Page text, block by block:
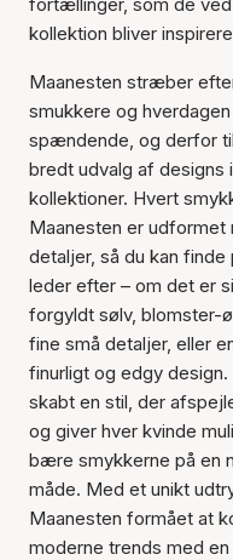
kollektion bliver
Maanesten stræber
smukkere og
spændende, og derfor
bredt udvalg af designs
kollektioner. Hvert
Maanesten er udformet
detaljer, så du kan
leder efter – om det er
forgyldt sølv, blomster-
fine små detaljer, eller
finurligt og edgy design.
skabt en stil, der
og giver hver kvinde
bære smykkerne på en
måde. Med et unikt
Maanesten formået at
moderne trends med